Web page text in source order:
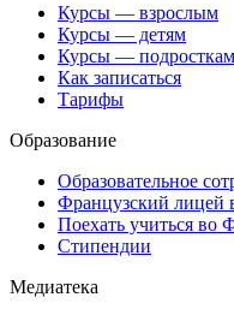
Курсы — взрослым
Курсы — детям
Курсы — подросткам
Как записаться
Тарифы
Образование
Образовательное
Французский лицей
Поехать учиться во
Стипендии
Медиатека